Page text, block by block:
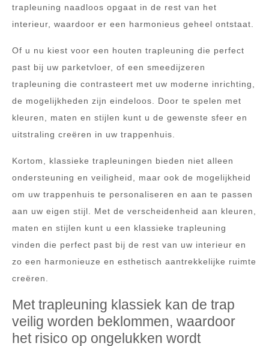
trapleuning naadloos opgaat in de rest van het
interieur, waardoor er een harmonieus geheel ontstaat.
Of u nu kiest voor een houten trapleuning die perfect
past bij uw parketvloer, of een smeedijzeren
trapleuning die contrasteert met uw moderne inrichting,
de mogelijkheden zijn eindeloos. Door te spelen met
kleuren, maten en stijlen kunt u de gewenste sfeer en
uitstraling creëren in uw trappenhuis.
Kortom, klassieke trapleuningen bieden niet alleen
ondersteuning en veiligheid, maar ook de mogelijkheid
om uw trappenhuis te personaliseren en aan te passen
aan uw eigen stijl. Met de verscheidenheid aan kleuren,
maten en stijlen kunt u een klassieke trapleuning
vinden die perfect past bij de rest van uw interieur en
zo een harmonieuze en esthetisch aantrekkelijke ruimte
creëren.
Met trapleuning klassiek kan de trap
veilig worden beklommen, waardoor
het risico op ongelukken wordt